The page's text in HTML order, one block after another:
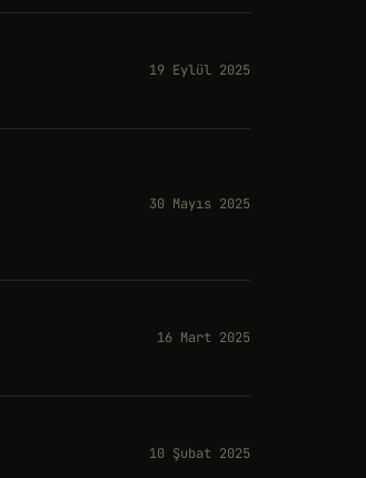
19 Eylül 2025
30 Mayıs 2025
16 Mart 2025
10 Şubat 2025